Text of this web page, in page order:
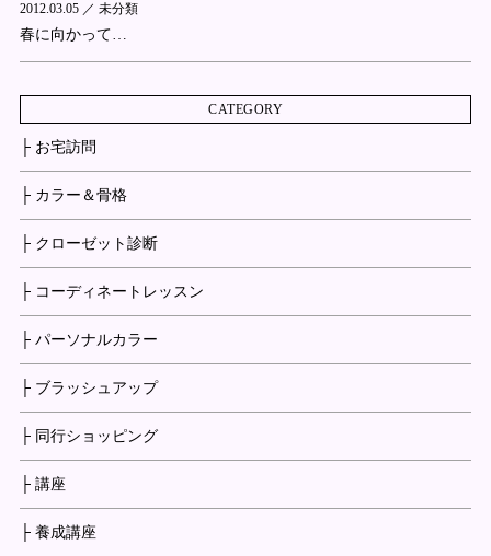
2012.03.05 ／ 未分類
春に向かって…
CATEGORY
├ お宅訪問
├ カラー＆骨格
├ クローゼット診断
├ コーディネートレッスン
├ パーソナルカラー
├ ブラッシュアップ
├ 同行ショッピング
├ 講座
├ 養成講座